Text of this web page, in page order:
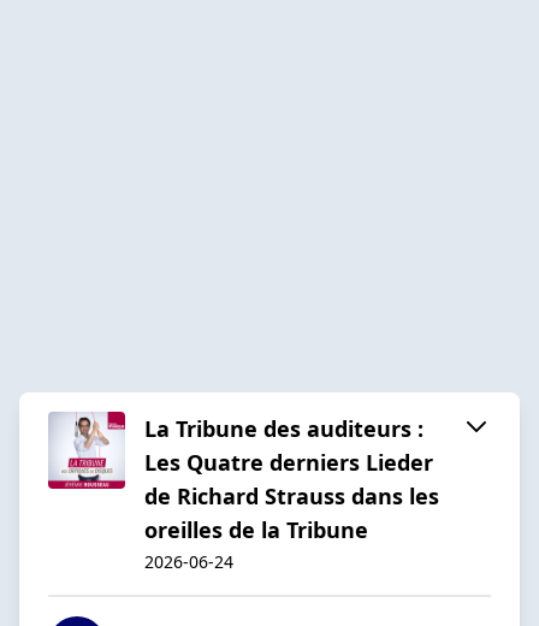
La Tribune des auditeurs :
Les Quatre derniers Lieder
de Richard Strauss dans les
oreilles de la Tribune
2026-06-24